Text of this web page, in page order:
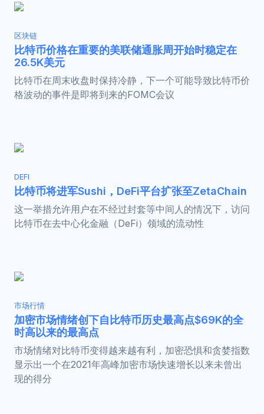
区块链
比特币价格在重要的美联储通胀周开始时稳定在
26.5K美元
比特币在周末收盘时保持冷静，下一个可能导致比特币价
格波动的事件是即将到来的FOMC会议
DEFI
比特币将进军Sushi，DeFi平台扩张至ZetaChain
这一举措允许用户在不经过封套等中间人的情况下，访问
比特币在去中心化金融（DeFi）领域的流动性
市场行情
加密市场情绪创下自比特币历史最高点$69K的全
时高以来的最高点
市场情绪对比特币变得越来越有利，加密恐惧和贪婪指数
显示出一个在2021年高峰加密市场快速增长以来未曾出
现的得分